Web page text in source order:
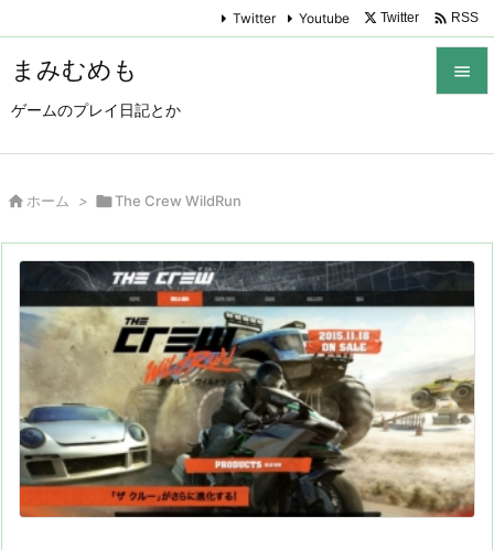
まみむめも
ゲームのプレイ日記とか


次へ
検索
Twitter Youtube Twitter  RSS
 ホーム > The Crew WildRun